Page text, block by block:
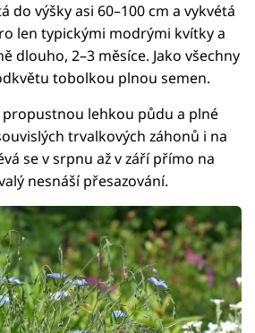
do výšky asi 60–100 cm a vykvétá
len typickými modrými kvítky a
dlouho, 2–3 měsíce. Jako všechny
tobolkou plnou semen.
propustnou lehkou půdu a plné
trvalkových záhonů i na
se v srpnu až v září přímo na
nesnáší přesazování.